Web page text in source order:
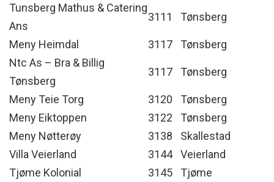
Tunsberg Mathus & Catering
Ans
3111 Tønsberg
Meny Heimdal 3117
Tønsberg
Ntc As – Bra & Billig
Tønsberg
3117 Tønsberg
Meny Teie Torg 3120
Tønsberg
Meny Eiktoppen
3122
Tønsberg
Meny Nøtterøy
3138
Skallestad
Villa Veierland
3144
Veierland
Tjøme Kolonial
3145
Tjøme